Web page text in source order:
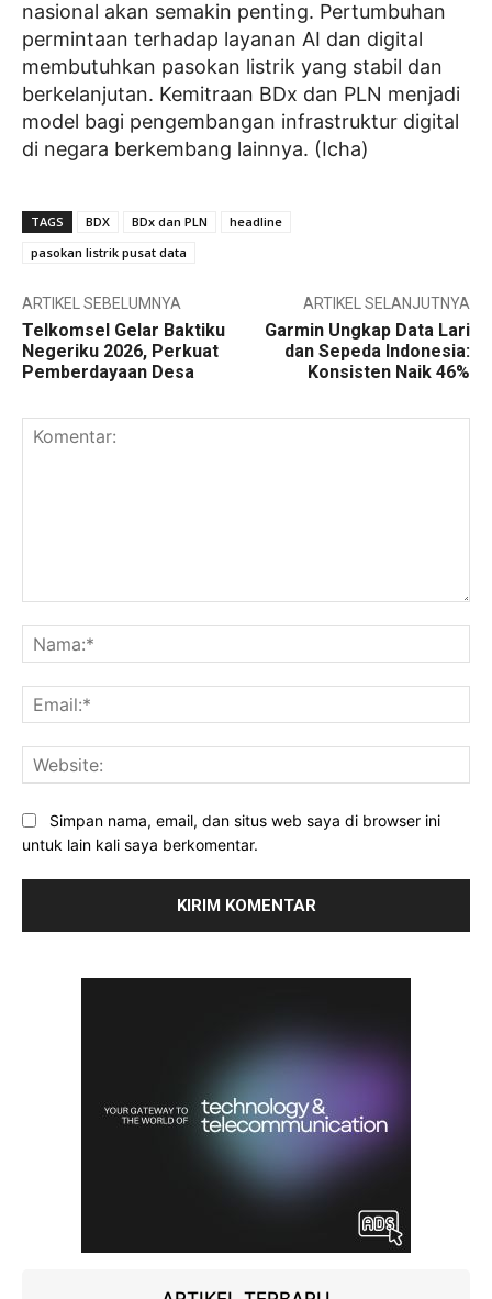
nasional akan semakin penting. Pertumbuhan
permintaan terhadap layanan AI dan digital
membutuhkan pasokan listrik yang stabil dan
berkelanjutan. Kemitraan BDx dan PLN menjadi
model bagi pengembangan infrastruktur digital
di negara berkembang lainnya. (Icha)
TAGS BDX BDx dan PLN
headline
pasokan listrik pusat data
ARTIKEL SEBELUMNYA
Telkomsel Gelar Baktiku
Negeriku 2026, Perkuat
Pemberdayaan Desa
ARTIKEL SELANJUTNYA
Garmin Ungkap Data Lari
dan Sepeda Indonesia:
Konsisten Naik 46%
Simpan nama, email, dan situs web saya di browser ini
untuk lain kali saya berkomentar.